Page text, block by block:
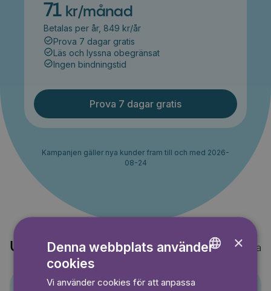
71 kr/månad
Betalas per år, 849 kr/år
Prova 7 dagar gratis
Läs och lyssna obegränsat
Ingen bindningstid
Prova 7 dagar gratis
Kampanjen gäller nya kunder fram till och med 2026-
08-24
Upptäck också Visa alla
×
Denna webbplats använder
cookies
Vi använder cookies för att anpassa